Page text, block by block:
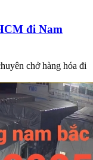
đi Nam
chở hàng hóa đi